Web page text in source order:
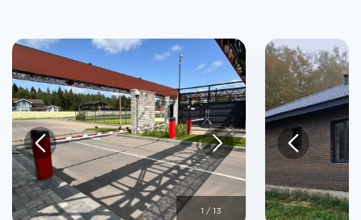
/ 13